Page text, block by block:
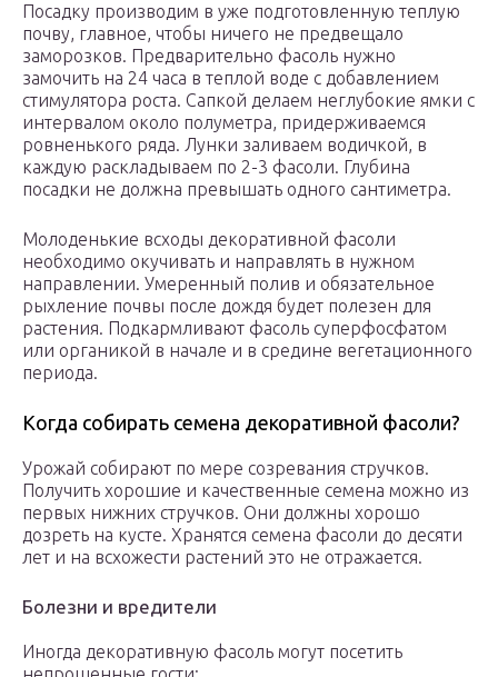
Посадку производим в уже подготовленную теплую
почву, главное, чтобы ничего не предвещало
заморозков. Предварительно фасоль нужно
замочить на 24 часа в теплой воде с добавлением
стимулятора роста. Сапкой делаем неглубокие ямки с
интервалом около полуметра, придерживаемся
ровненького ряда. Лунки заливаем водичкой, в
каждую раскладываем по 2-3 фасоли. Глубина
посадки не должна превышать одного сантиметра.
Молоденькие всходы декоративной фасоли
необходимо окучивать и направлять в нужном
направлении. Умеренный полив и обязательное
рыхление почвы после дождя будет полезен для
растения. Подкармливают фасоль суперфосфатом
или органикой в начале и в средине вегетационного
периода.
Когда собирать семена декоративной фасоли?
Урожай собирают по мере созревания стручков.
Получить хорошие и качественные семена можно из
первых нижних стручков. Они должны хорошо
дозреть на кусте. Хранятся семена фасоли до десяти
лет и на всхожести растений это не отражается.
Болезни и вредители
Иногда декоративную фасоль могут посетить